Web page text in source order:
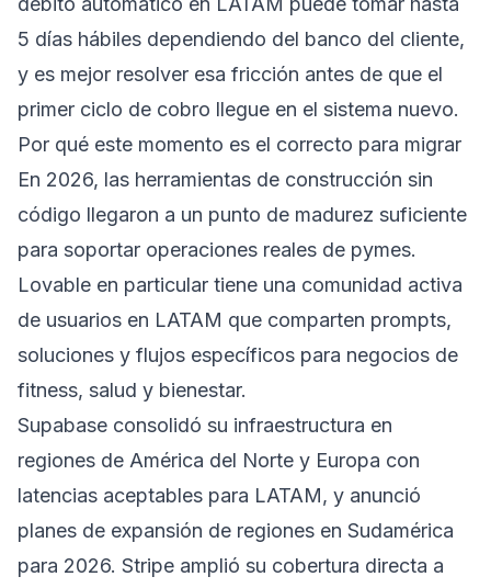
5 días hábiles dependiendo del banco del cliente,
y es mejor resolver esa fricción antes de que el
primer ciclo de cobro llegue en el sistema nuevo.
Por qué este momento es el correcto para migrar
En 2026, las herramientas de construcción sin
código llegaron a un punto de madurez suficiente
para soportar operaciones reales de pymes.
Lovable en particular tiene una comunidad activa
de usuarios en LATAM que comparten prompts,
soluciones y flujos específicos para negocios de
fitness, salud y bienestar.
Supabase consolidó su infraestructura en
regiones de América del Norte y Europa con
latencias aceptables para LATAM, y anunció
planes de expansión de regiones en Sudamérica
para 2026. Stripe amplió su cobertura directa a